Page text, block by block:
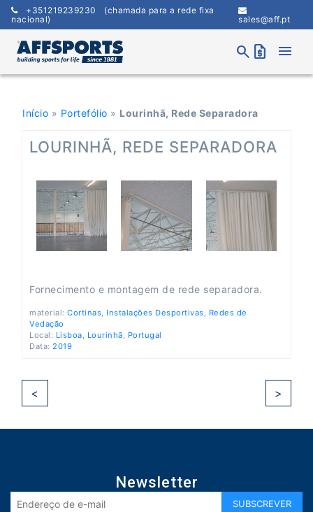
Skip
content
+351219239230 (chamada para a rede fixa
nacional)
sales@aff.pt
search request_quote menu
Início » Portefólio » Lourinhã, Rede Separadora
LOURINHÃ, REDE SEPARADORA
Fornecimento e montagem de rede separadora.
material: Cortinas, Instalações Desportivas, Redes de
Vedação
Local: Lisboa, Lourinhã, Portugal
Data: 2019
< >
Newsletter